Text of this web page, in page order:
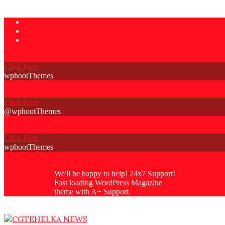
Skip
content
Click Here
wphootThemes
Click Here
@wphootThemes
Click Here
wphootThemes
We'll be happy to help! 24x7 Support!
Fast loading WordPress Magazine
theme with A+ Support.